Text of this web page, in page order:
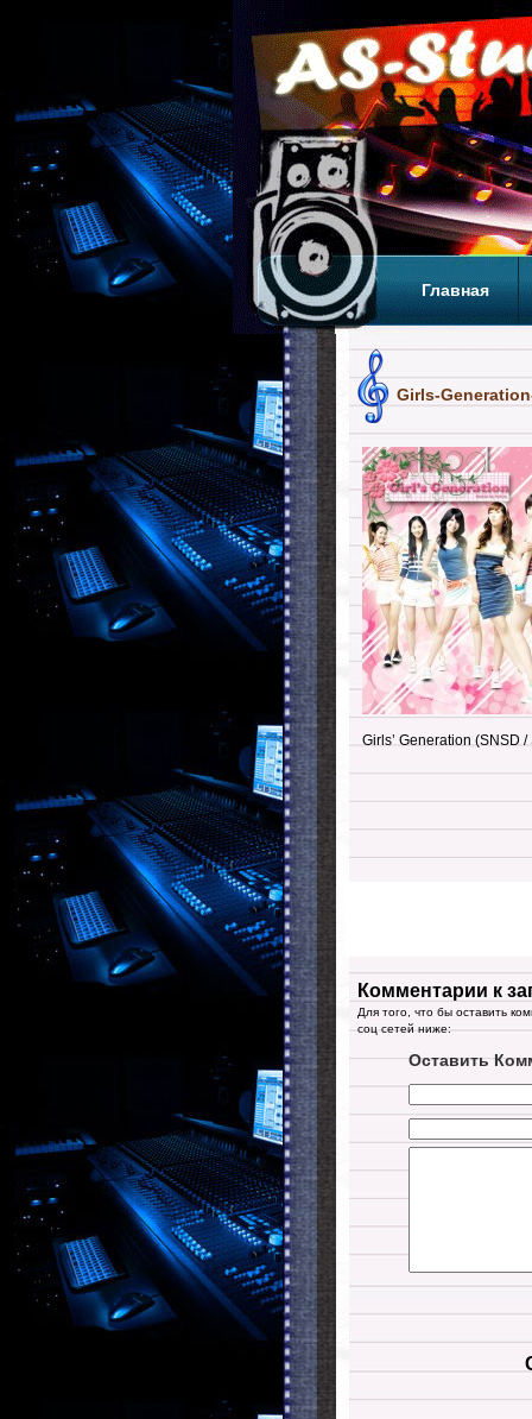
Главная
Girls-
Girls’ Generation (SNSD
Комментарии к
Для того, что бы оставить
соц сетей ниже:
Оставить